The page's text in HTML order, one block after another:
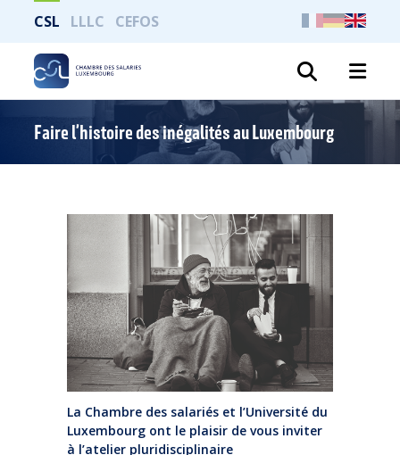
CSL LLLC CEFOS
Faire l’histoire des inégalités au Luxembourg
La Chambre des salariés et l’Université du
Luxembourg ont le plaisir de vous inviter
à l’atelier pluridisciplinaire